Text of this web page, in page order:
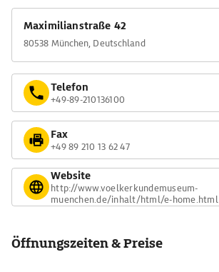
Maximilianstraße 42
80538 München, Deutschland
Telefon
+49-89-210136100
Fax
+49 89 210 13 62 47
Website
http://www.voelkerkundemuseum-
muenchen.de/inhalt/html/e-home.html
Öffnungszeiten & Preise